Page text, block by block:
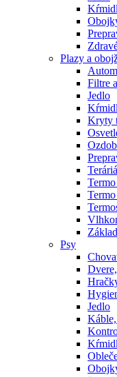
Plazy a
Filtre
Jedlo
Kryty
Teráriá
Psy
Jedlo